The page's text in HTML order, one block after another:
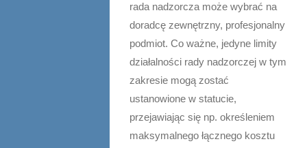
rada nadzorcza może wybrać na
doradcę zewnętrzny, profesjonalny
podmiot. Co ważne, jedyne limity
działalności rady nadzorczej w tym
zakresie mogą zostać
ustanowione w statucie,
przejawiając się np. określeniem
maksymalnego łącznego kosztu